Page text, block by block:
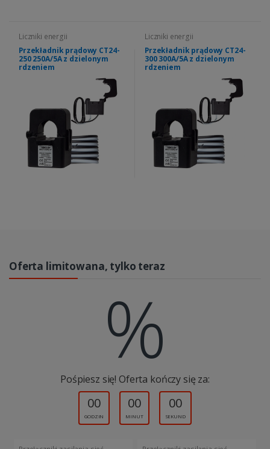
Liczniki energii
Przekładnik prądowy CT24-
250 250A/5A z dzielonym
rdzeniem
Liczniki energii
Przekładnik prądowy CT24-
300 300A/5A z dzielonym
rdzeniem
Oferta limitowana, tylko teraz
%
Pośpiesz się! Oferta kończy się za:
00
GODZIN
00
MINUT
00
SEKUND